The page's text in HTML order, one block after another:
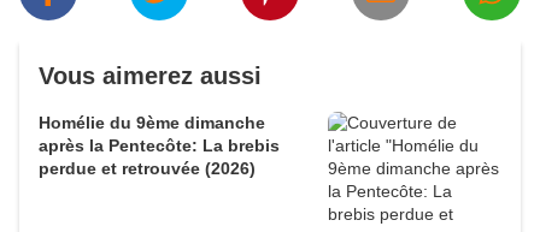
Vous aimerez aussi
Homélie du 9ème dimanche
après la Pentecôte: La brebis
perdue et retrouvée (2026)